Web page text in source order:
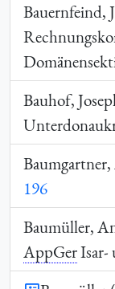
Bauernfeind,
Bauhof,
196
Baumüller,
AppGerIsar-